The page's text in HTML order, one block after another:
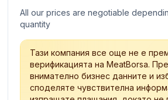
All our prices are negotiable
quantity
Тази компания все още не е
верификацията на MeatBorsa.
внимателно бизнес данните и
споделяте чувствителна